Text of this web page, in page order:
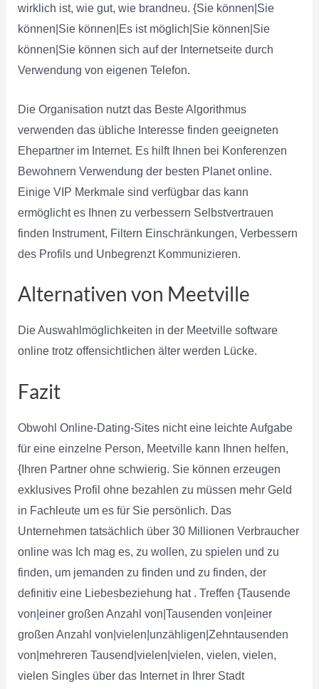
wirklich ist, wie gut, wie brandneu. {Sie können|Sie
können|Sie können|Es ist möglich|Sie können|Sie
können|Sie können sich auf der Internetseite durch
Verwendung von eigenen Telefon.
Die Organisation nutzt das Beste Algorithmus
verwenden das übliche Interesse finden geeigneten
Ehepartner im Internet. Es hilft Ihnen bei Konferenzen
Bewohnern Verwendung der besten Planet online.
Einige VIP Merkmale sind verfügbar das kann
ermöglicht es Ihnen zu verbessern Selbstvertrauen
finden Instrument, Filtern Einschränkungen, Verbessern
des Profils und Unbegrenzt Kommunizieren.
Alternativen von Meetville
Die Auswahlmöglichkeiten in der Meetville software
online trotz offensichtlichen älter werden Lücke.
Fazit
Obwohl Online-Dating-Sites nicht eine leichte Aufgabe
für eine einzelne Person, Meetville kann Ihnen helfen,
{Ihren Partner ohne schwierig. Sie können erzeugen
exklusives Profil ohne bezahlen zu müssen mehr Geld
in Fachleute um es für Sie persönlich. Das
Unternehmen tatsächlich über 30 Millionen Verbraucher
online was Ich mag es, zu wollen, zu spielen und zu
finden, um jemanden zu finden und zu finden, der
definitiv eine Liebesbeziehung hat . Treffen {Tausende
von|einer großen Anzahl von|Tausenden von|einer
großen Anzahl von|vielen|unzähligen|Zehntausenden
von|mehreren Tausend|vielen|vielen, vielen, vielen,
vielen Singles über das Internet in Ihrer Stadt